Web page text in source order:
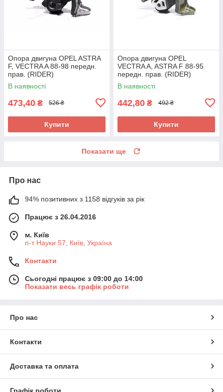
Опора двигуна OPEL ASTRA
F, VECTRA A 88-98 передн.
прав. (RIDER)
RD.3904325314 UA58
В наявності
473,40 ₴ 526 ₴
Купити
Опора двигуна OPEL
VECTRA A, ASTRA F 88-95
передн. прав. (RIDER)
RD.3904325313 UA58
В наявності
442,80 ₴ 492 ₴
Купити
Показати ще
Про нас
94% позитивних з 1158 відгуків за рік
Працює з 26.04.2016
м. Київ
п-т Науки 57, Київ, Україна
Контакти
Сьогодні працює з 09:00 до 14:00
Показати весь графік роботи
Про нас
Контакти
Доставка та оплата